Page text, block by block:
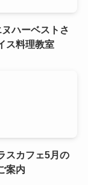
ハーベストさ
ス料理教室
スカフェ5月の
案内